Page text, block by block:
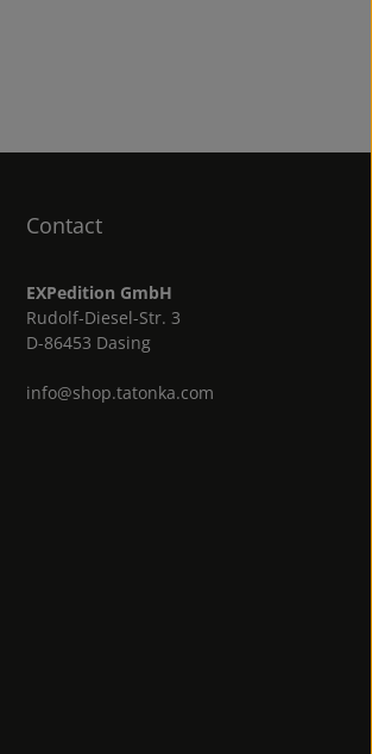
Contact
EXPedition GmbH
Rudolf-Diesel-Str. 3
D-86453 Dasing
info@shop.tatonka.com